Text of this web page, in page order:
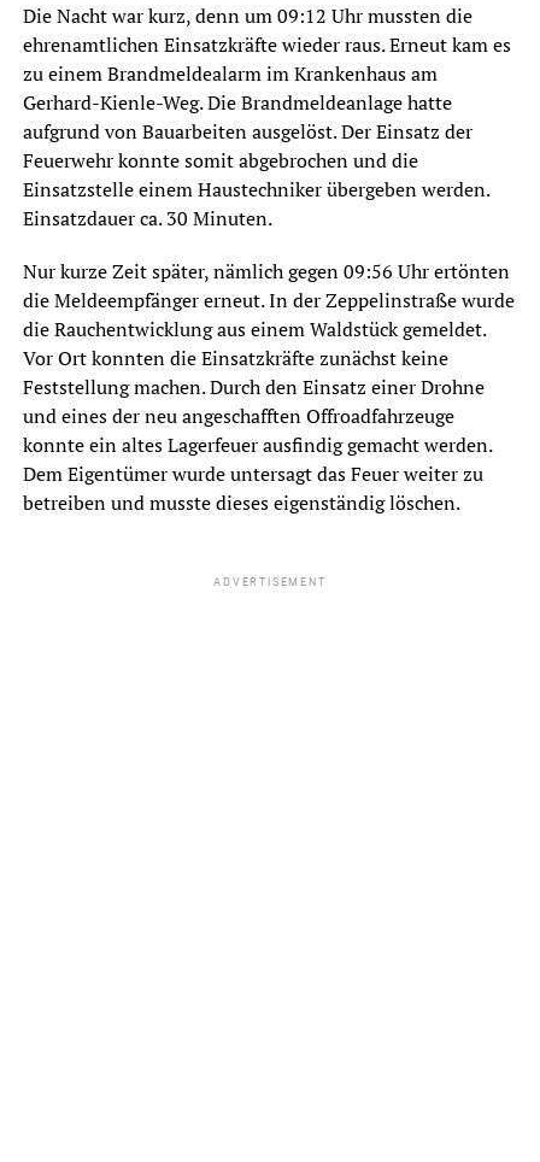
Die Nacht war kurz, denn um 09:12 Uhr mussten die
ehrenamtlichen Einsatzkräfte wieder raus. Erneut kam es
zu einem Brandmeldealarm im Krankenhaus am
Gerhard-Kienle-Weg. Die Brandmeldeanlage hatte
aufgrund von Bauarbeiten ausgelöst. Der Einsatz der
Feuerwehr konnte somit abgebrochen und die
Einsatzstelle einem Haustechniker übergeben werden.
Einsatzdauer ca. 30 Minuten.
Nur kurze Zeit später, nämlich gegen 09:56 Uhr ertönten
die Meldeempfänger erneut. In der Zeppelinstraße wurde
die Rauchentwicklung aus einem Waldstück gemeldet.
Vor Ort konnten die Einsatzkräfte zunächst keine
Feststellung machen. Durch den Einsatz einer Drohne
und eines der neu angeschafften Offroadfahrzeuge
konnte ein altes Lagerfeuer ausfindig gemacht werden.
Dem Eigentümer wurde untersagt das Feuer weiter zu
betreiben und musste dieses eigenständig löschen.
ADVERTISEMENT